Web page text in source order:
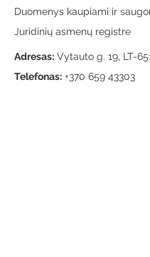
Duomenys kaupiami ir
Juridinių asmenų registre
Adresas: Vytauto g. 19, LT-
Telefonas: +370 659 43303